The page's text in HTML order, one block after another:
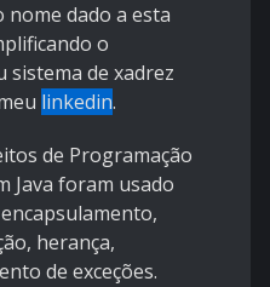
nome dado a esta
o
de xadrez
linkedin.
de Programação
Java foram usado
herança,
de exceções.